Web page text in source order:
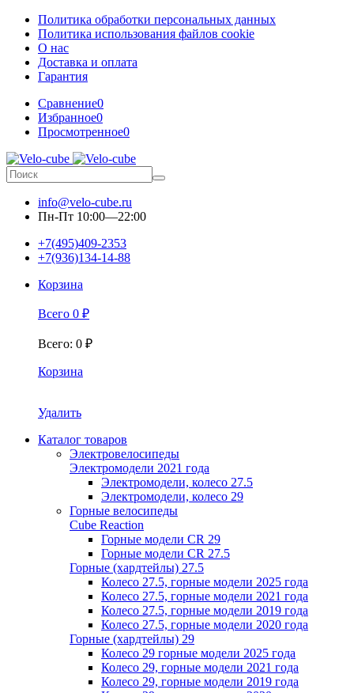
Политика обработки персональных данных
Политика использования файлов cookie
О нас
Доставка и оплата
Гарантия
Сравнение0
Избранное0
Просмотренное0
info@velo-cube.ru
Пн-Пт 10:00—22:00
+7(495)409-2353
+7(936)134-14-88
Корзина
Всего 0 ₽
Всего: 0 ₽
Корзина
Удалить
Каталог товаров
Электровелосипеды
Электромодели 2021 года
Электромодели, колесо 27.5
Электромодели, колесо 29
Горные велосипеды
Cube Reaction
Горные модели CR 29
Горные модели CR 27.5
Горные (хардтейлы) 27.5
Колесо 27.5, горные модели 2025 года
Колесо 27.5, горные модели 2021 года
Колесо 27.5, горные модели 2019 года
Колесо 27.5, горные модели 2020 года
Горные (хардтейлы) 29
Колесо 29 горные модели 2025 года
Колесо 29, горные модели 2021 года
Колесо 29, горные модели 2019 года